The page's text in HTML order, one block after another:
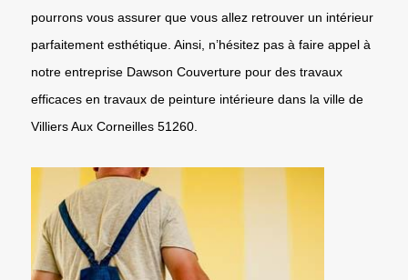
pourrons vous assurer que vous allez retrouver un intérieur
parfaitement esthétique. Ainsi, n’hésitez pas à faire appel à
notre entreprise Dawson Couverture pour des travaux
efficaces en travaux de peinture intérieure dans la ville de
Villiers Aux Corneilles 51260.